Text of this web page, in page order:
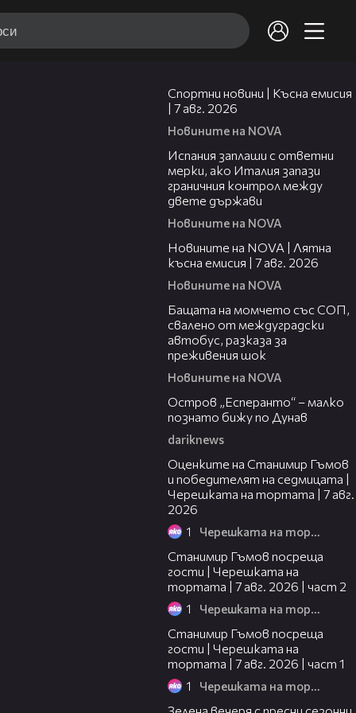
Спортни новини | Късна емисия
| 7 авг. 2026
Новините на NOVA
Испания заплаши с ответни
мерки, ако Италия запази
граничния контрол между
двете държави
Новините на NOVA
Новините на NOVA | Лятна
късна емисия | 7 авг. 2026
Новините на NOVA
Бащата на момчето със СОП,
свалено от междуградски
автобус, разказа за
преживения шок
Новините на NOVA
Остров „Есперанто“ – малко
познато бижу по Дунав
dariknews
Оценките на Станимир Гъмов
и победителят на седмицата |
Черешката на тортата | 7 авг.
2026
1 Черешката на тортата
Станимир Гъмов посреща
гости | Черешката на
тортата | 7 авг. 2026 | част 2
1 Черешката на тортата
Станимир Гъмов посреща
гости | Черешката на
тортата | 7 авг. 2026 | част 1
1 Черешката на тортата